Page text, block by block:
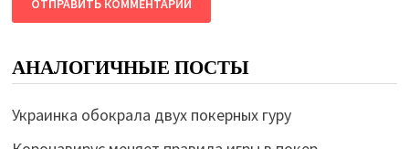
АНАЛОГИЧНЫЕ ПОСТЫ
Украинка обокрала двух покерных гуру